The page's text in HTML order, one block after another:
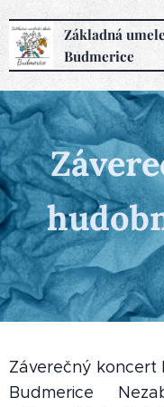
Základná
Budmerice
Záverečný koncert
Budmerice